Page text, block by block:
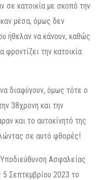
σε κατοικία με σκοπό την
μέσα, όμως δεν
ήθελαν να κάνουν, καθώς
την κατοικία
διαφύγουν, όμως τότε ο
38χρονη και την
και το αυτοκίνητό της
σε αυτό φθορές!
Ασφαλείας
5 Σεπτεμβρίου 2023 το